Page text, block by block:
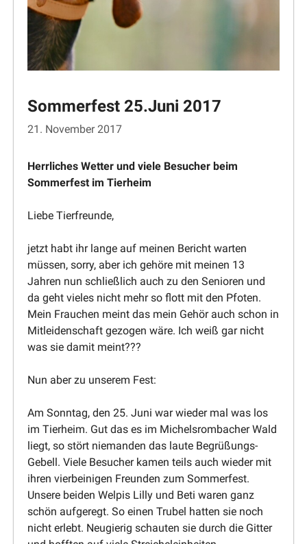
Sommerfest 25.Juni 2017
21. November 2017
Herrliches Wetter und viele Besucher beim
Sommerfest im Tierheim
Liebe Tierfreunde,
jetzt habt ihr lange auf meinen Bericht warten
müssen, sorry, aber ich gehöre mit meinen 13
Jahren nun schließlich auch zu den Senioren und
da geht vieles nicht mehr so flott mit den Pfoten.
Mein Frauchen meint das mein Gehör auch schon in
Mitlei­den­schaft gezogen wäre. Ich weiß gar nicht
was sie damit meint???
Nun aber zu unserem Fest:
Am Sonntag, den 25. Juni war wieder mal was los
im Tierheim. Gut das es im Michelsrom­bacher Wald
liegt, so stört niemanden das laute Begrü­ßungs-
Gebell. Viele Besucher kamen teils auch wieder mit
ihren vierbei­nigen Freunden zum Sommerfest.
Unsere beiden Welpis Lilly und Beti waren ganz
schön aufgeregt. So einen Trubel hatten sie noch
nicht erlebt. Neugierig schauten sie durch die Gitter